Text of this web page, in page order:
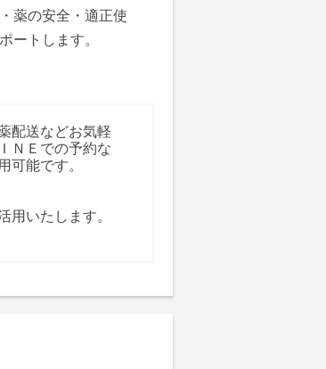
薬の安全・適正使
ートします。
配送などお気軽
ＮＥでの予約な
可能です。
用いたします。